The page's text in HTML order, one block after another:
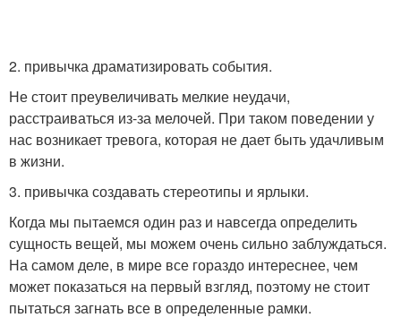
2. привычка драматизировать события.
Не стоит преувеличивать мелкие неудачи,
расстраиваться из-за мелочей. При таком поведении у
нас возникает тревога, которая не дает быть удачливым
в жизни.
3. привычка создавать стереотипы и ярлыки.
Когда мы пытаемся один раз и навсегда определить
сущность вещей, мы можем очень сильно заблуждаться.
На самом деле, в мире все гораздо интереснее, чем
может показаться на первый взгляд, поэтому не стоит
пытаться загнать все в определенные рамки.